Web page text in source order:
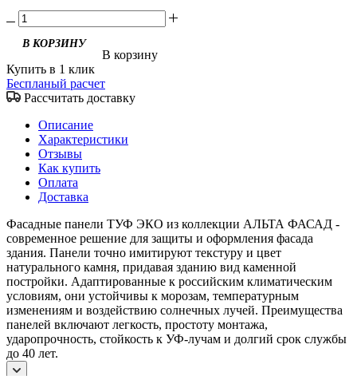
В корзину
Купить в 1 клик
Беспланый расчет
Рассчитать доставку
Описание
Характеристики
Отзывы
Как купить
Оплата
Доставка
Фасадные панели ТУФ ЭКО из коллекции АЛЬТА ФАСАД -
современное решение для защиты и оформления фасада
здания. Панели точно имитируют текстуру и цвет
натурального камня, придавая зданию вид каменной
постройки. Адаптированные к российским климатическим
условиям, они устойчивы к морозам, температурным
изменениям и воздействию солнечных лучей. Преимущества
панелей включают легкость, простоту монтажа,
ударопрочность, стойкость к УФ-лучам и долгий срок службы
до 40 лет.